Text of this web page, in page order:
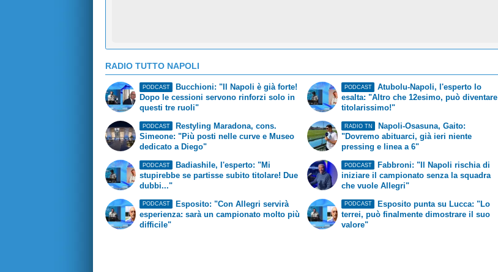
RADIO TUTTO NAPOLI
PODCAST
Bucchioni: "Il Napoli è già forte!
Dopo le cessioni servono rinforzi solo in
questi tre ruoli"
PODCAST
Restyling Maradona, cons.
Simeone: "Più posti nelle curve e Museo
dedicato a Diego"
PODCAST
Atubolu-Napoli, l'esperto lo
esalta: "Altro che 12esimo, può diventare
titolarissimo!"
RADIO TN
Napoli-Osasuna, Gaito:
"Dovremo abituarci, già ieri niente
pressing e linea a 6"
PODCAST
Badiashile, l'esperto: "Mi
stupirebbe se partisse subito titolare! Due
dubbi..."
PODCAST
Esposito: "Con Allegri servirà
esperienza: sarà un campionato molto più
difficile"
PODCAST
Fabbroni: "Il Napoli rischia di
iniziare il campionato senza la squadra
che vuole Allegri"
PODCAST
Esposito punta su Lucca: "Lo
terrei, può finalmente dimostrare il suo
valore"